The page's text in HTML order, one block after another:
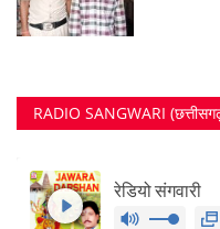
RADIO SANGWARI